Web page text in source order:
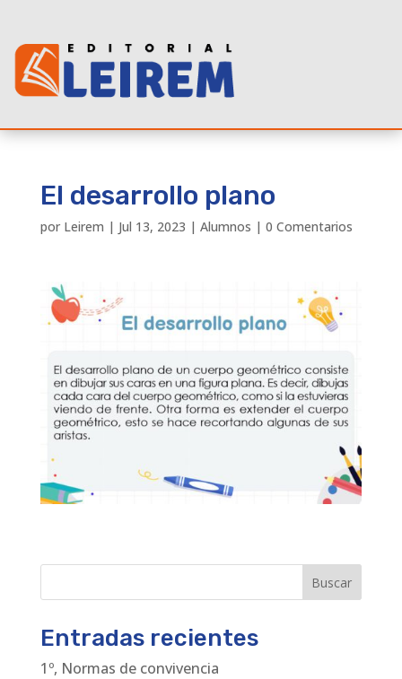
El desarrollo plano
por Leirem | Jul 13, 2023 | Alumnos | 0 Comentarios
Buscar
Entradas recientes
1º, Normas de convivencia